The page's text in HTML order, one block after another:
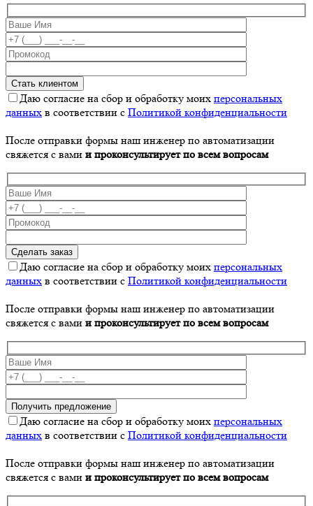
Даю согласие на сбор и обработку моих персональных
данных в соответствии с Политикой конфиденциальности
После отправки формы наш инженер по автоматизации
свяжется с вами и проконсультирует по всем вопросам
Даю согласие на сбор и обработку моих персональных
данных в соответствии с Политикой конфиденциальности
После отправки формы наш инженер по автоматизации
свяжется с вами и проконсультирует по всем вопросам
Даю согласие на сбор и обработку моих персональных
данных в соответствии с Политикой конфиденциальности
После отправки формы наш инженер по автоматизации
свяжется с вами и проконсультирует по всем вопросам